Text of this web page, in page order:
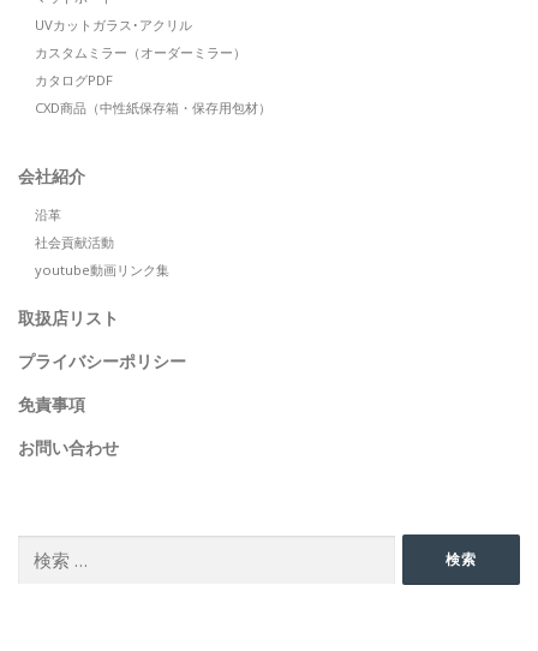
UVカットガラス･アクリル
カスタムミラー（オーダーミラー）
カタログPDF
CXD商品（中性紙保存箱・保存用包材）
会社紹介
沿革
社会貢献活動
youtube動画リンク集
取扱店リスト
プライバシーポリシー
免責事項
お問い合わせ
索:
検索